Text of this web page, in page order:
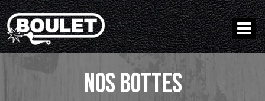
NOS BOTTES